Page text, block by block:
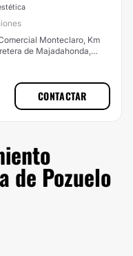
Monteclaro, Km
de Majadahonda,
CONTACTAR
de Pozuelo